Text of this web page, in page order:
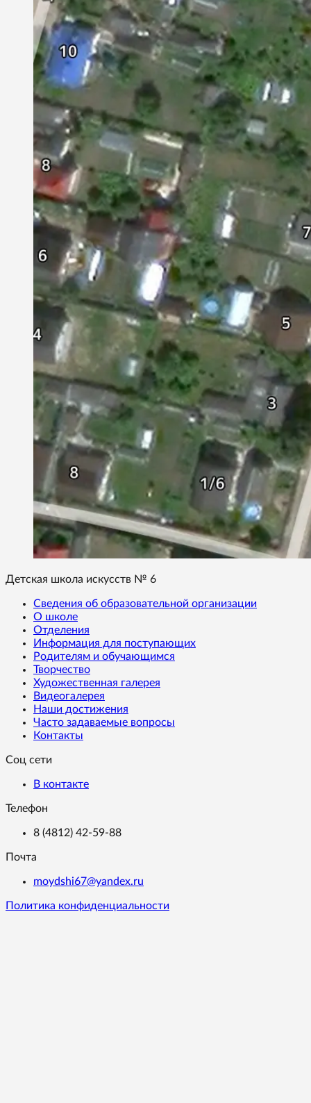
Детская школа искусств № 6
Сведения об образовательной организации
О школе
Отделения
Информация для поступающих
Родителям и обучающимся
Творчество
Художественная галерея
Видеогалерея
Наши достижения
Часто задаваемые вопросы
Контакты
Соц сети
В контакте
Телефон
8 (4812) 42-59-88
Почта
moydshi67@yandex.ru
Политика конфиденциальности